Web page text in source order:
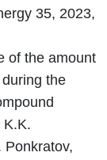
35, 2023,
of the amount
the
K.K.
Ponkratov,